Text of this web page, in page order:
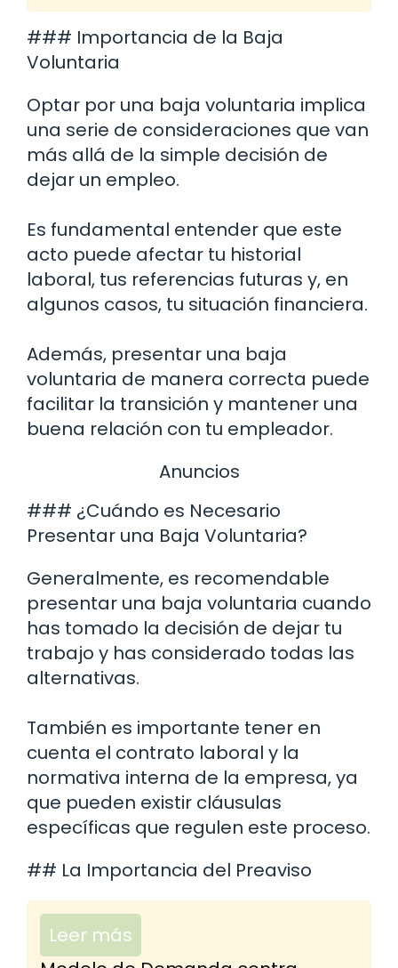
### Importancia de la Baja
Voluntaria
Optar por una baja voluntaria implica
una serie de consideraciones que van
más allá de la simple decisión de
dejar un empleo.
Es fundamental entender que este
acto puede afectar tu historial
laboral, tus referencias futuras y, en
algunos casos, tu situación financiera.
Además, presentar una baja
voluntaria de manera correcta puede
facilitar la transición y mantener una
buena relación con tu empleador.
Anuncios
### ¿Cuándo es Necesario
Presentar una Baja Voluntaria?
Generalmente, es recomendable
presentar una baja voluntaria cuando
has tomado la decisión de dejar tu
trabajo y has considerado todas las
alternativas.
También es importante tener en
cuenta el contrato laboral y la
normativa interna de la empresa, ya
que pueden existir cláusulas
específicas que regulen este proceso.
## La Importancia del Preaviso
Leer más